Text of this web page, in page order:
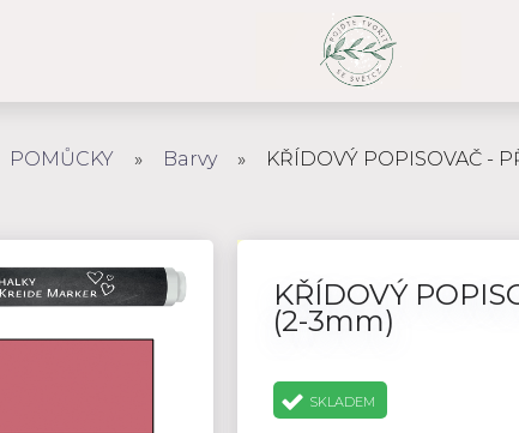
POMŮCKY » Barvy » KŘÍDOVÝ POPISOVAČ -
KŘÍDOVÝ
(2-3mm)
SKLADEM